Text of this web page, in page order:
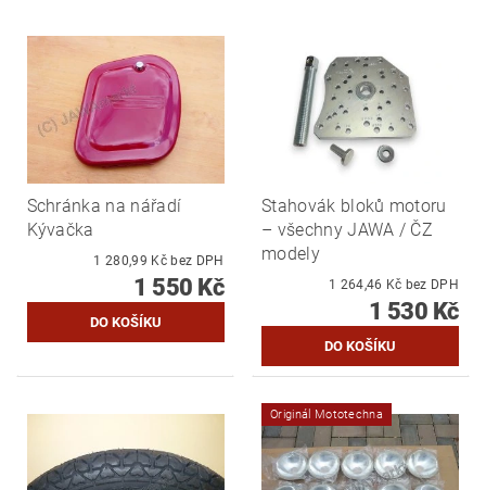
Schránka na nářadí
Kývačka
1 280,99 Kč bez DPH
1 550 Kč
Stahovák bloků motoru
– všechny JAWA / ČZ
modely
1 264,46 Kč bez DPH
1 530 Kč
Originál Mototechna